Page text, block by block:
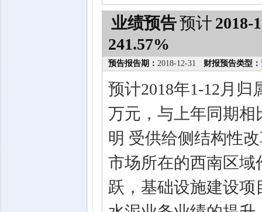
业绩预告预计 2018-
241.57%
预告报告期： 2018-12-31 财报预告类型：
预计2018年1-12月归
万元，与上年同期相
明 受供给侧结构性
市场所在的西南区
跃，基础设施建设